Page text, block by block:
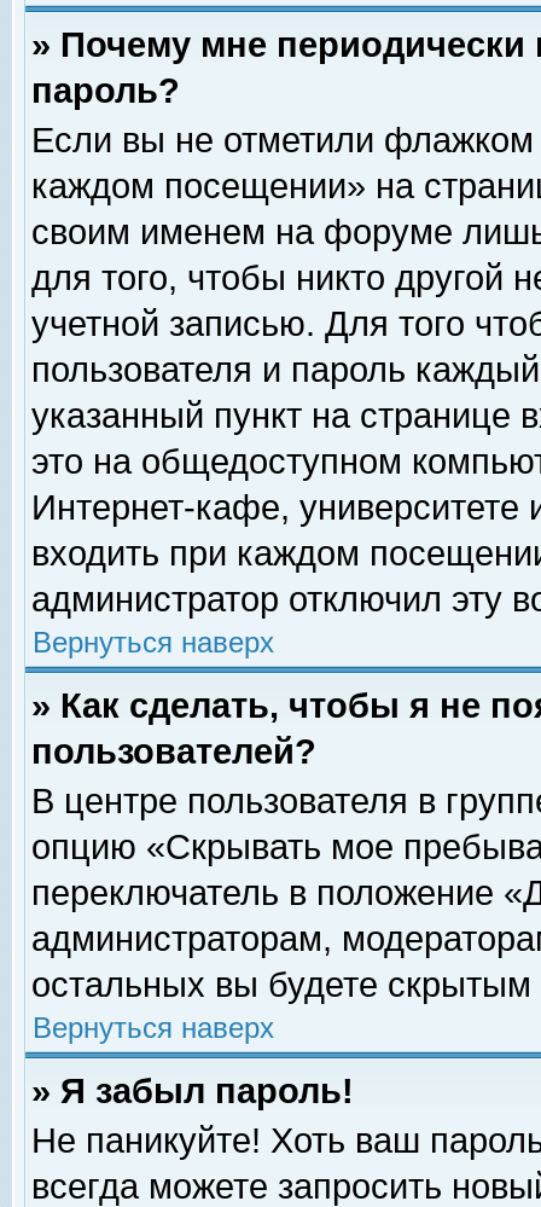
» Почему мне
пароль?
Если вы не отметили флажком
каждом посещении» на
своим именем на форуме
для того, чтобы никто другой
учетной записью. Для того
пользователя и пароль
указанный пункт на
это на общедоступном
Интернет-кафе, университете
входить при каждом
администратор отключил эту
Вернуться наверх
» Как сделать, чтобы я не
пользователей?
В центре пользователя в
опцию «Скрывать мое
переключатель в положение
администраторам,
остальных вы будете скрытым
Вернуться наверх
» Я забыл пароль!
Не паникуйте! Хоть ваш
всегда можете запросить